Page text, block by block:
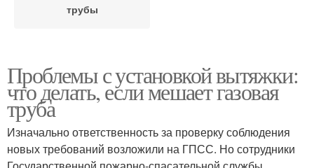
трубы
Проблемы с установкой вытяжки:
что делать, если мешает газовая
труба
Изначально ответственность за проверку соблюдения
новых требований возложили на ГПСС. Но сотрудники